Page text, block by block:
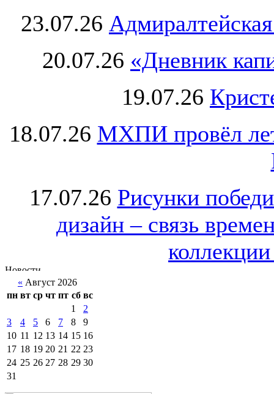
23.07.26
20.07.26 «Дневник
19.07.26
18.07.26 МХПИ провёл
17.07.26 Рисунки
дизайн – связь
« Август 2026
пн вт ср чт пт сб вс
1
2
3
4 5 6 7 8
9
10 11 12 13 14 15 16
17 18 19 20 21 22 23
24 25 26 27 28 29 30
31